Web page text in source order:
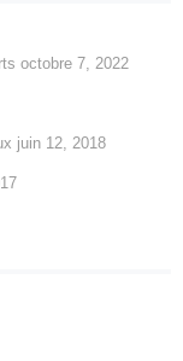
octobre 7, 2022
juin 12, 2018